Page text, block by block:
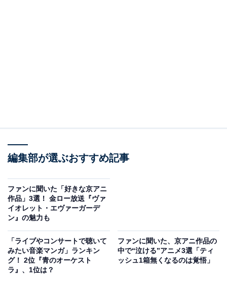
編集部が選ぶおすすめ記事
ファンに聞いた「好きな京アニ
作品」3選！ 金ロー放送『ヴァ
イオレット・エヴァーガーデ
ン』の魅力も
「ライブやコンサートで聴いて
みたい音楽マンガ」ランキン
グ！ 2位『青のオーケスト
ラ』、1位は？
ファンに聞いた、京アニ作品の
中で“泣ける”アニメ3選「ティ
ッシュ1箱無くなるのは覚悟」